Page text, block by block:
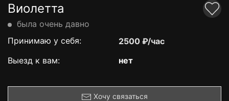
Виолетта
была очень давно
Принимаю у себя:
2500 ₽/час
Выезд к вам:
нет
Хочу связаться